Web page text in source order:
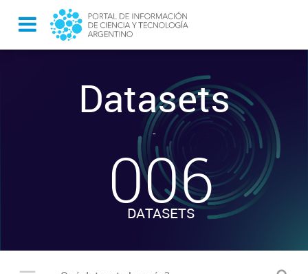
Datasets
-
006
DATASETS